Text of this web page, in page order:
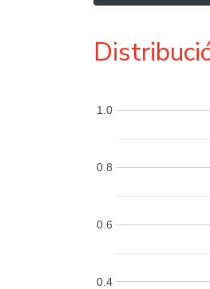
0.4
0.6
0.8
1.0